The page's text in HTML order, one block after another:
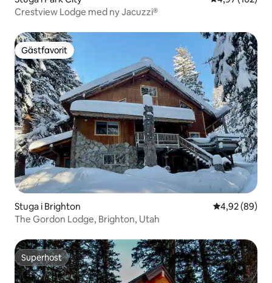
Crestview Lodge med ny Jacuzzi®
Gästfavorit
Gästfavorit
Stuga i Brighton 4,92 av 5 i
4,92 (89)
The Gordon Lodge, Brighton, Utah
Superhost
Superhost